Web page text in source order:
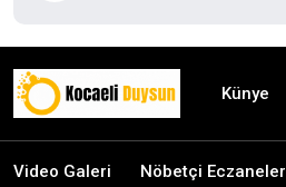
Künye
Video Galeri Nöbetçi Eczaneler